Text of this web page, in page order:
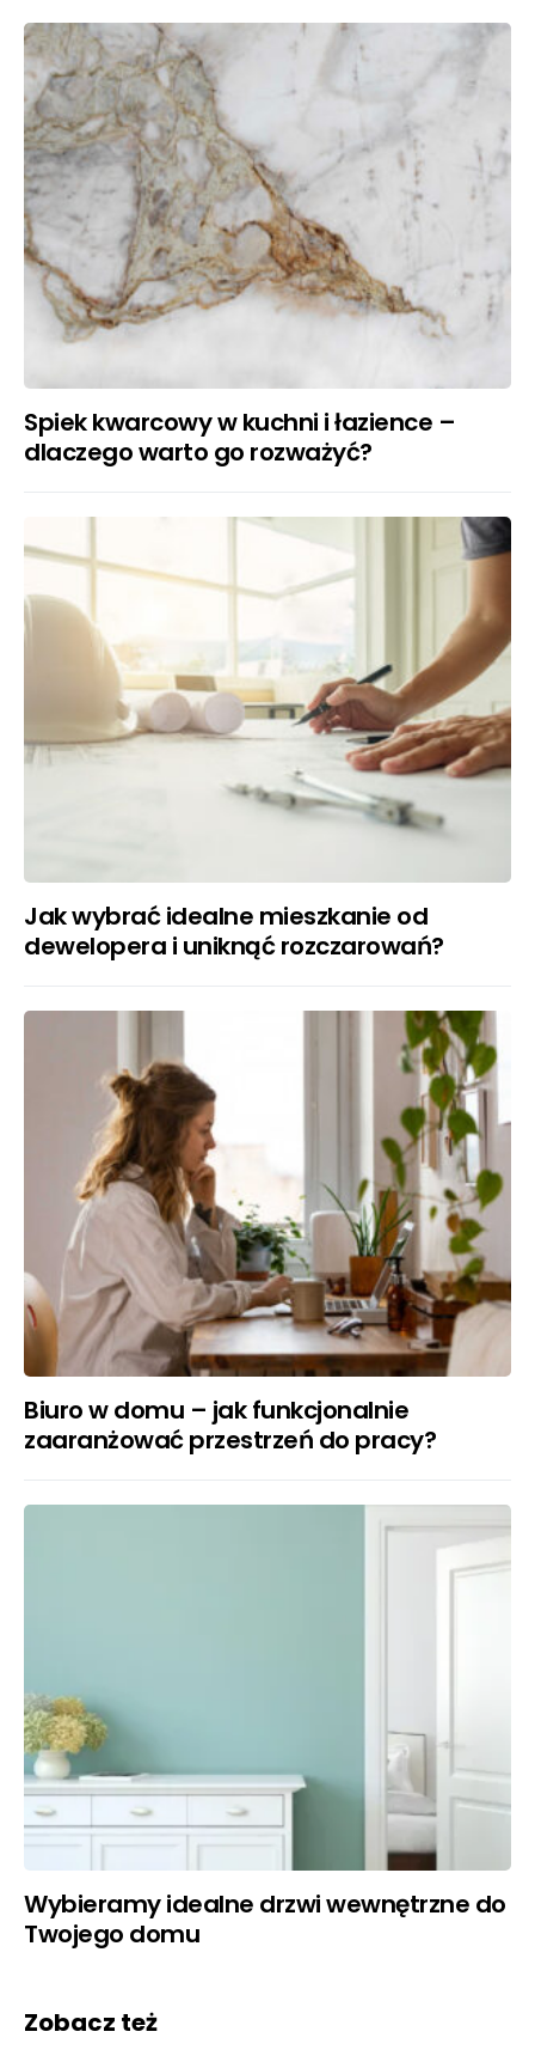
Spiek kwarcowy w kuchni i łazience –
dlaczego warto go rozważyć?
Jak wybrać idealne mieszkanie od
dewelopera i uniknąć rozczarowań?
Biuro w domu – jak funkcjonalnie
zaaranżować przestrzeń do pracy?
Wybieramy idealne drzwi wewnętrzne do
Twojego domu
Zobacz też